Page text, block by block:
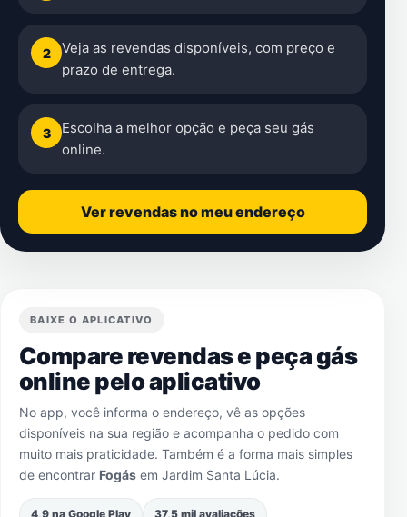
2
Veja as revendas disponíveis, com preço e
prazo de entrega.
3
Escolha a melhor opção e peça seu gás
online.
Ver revendas no meu endereço
BAIXE O APLICATIVO
Compare revendas e peça gás
online pelo aplicativo
No app, você informa o endereço, vê as opções
disponíveis na sua região e acompanha o pedido com
muito mais praticidade. Também é a forma mais simples
de encontrar Fogás em Jardim Santa Lúcia.
4,9 na Google Play 37,5 mil avaliações